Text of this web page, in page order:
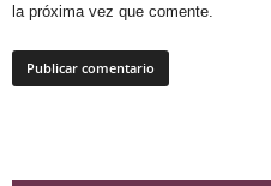
la próxima vez que comente.